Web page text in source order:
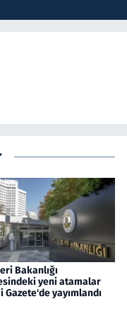
Bakanlığı
yeni atamalar
Gazete'de yayımlandı